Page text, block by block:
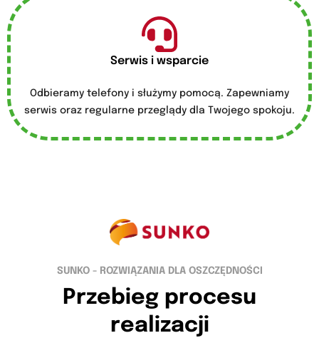
Serwis i wsparcie
Odbieramy telefony i służymy pomocą. Zapewniamy
serwis oraz regularne przeglądy dla Twojego spokoju.
SUNKO - ROZWIĄZANIA DLA OSZCZĘDNOŚCI
Przebieg procesu
realizacji